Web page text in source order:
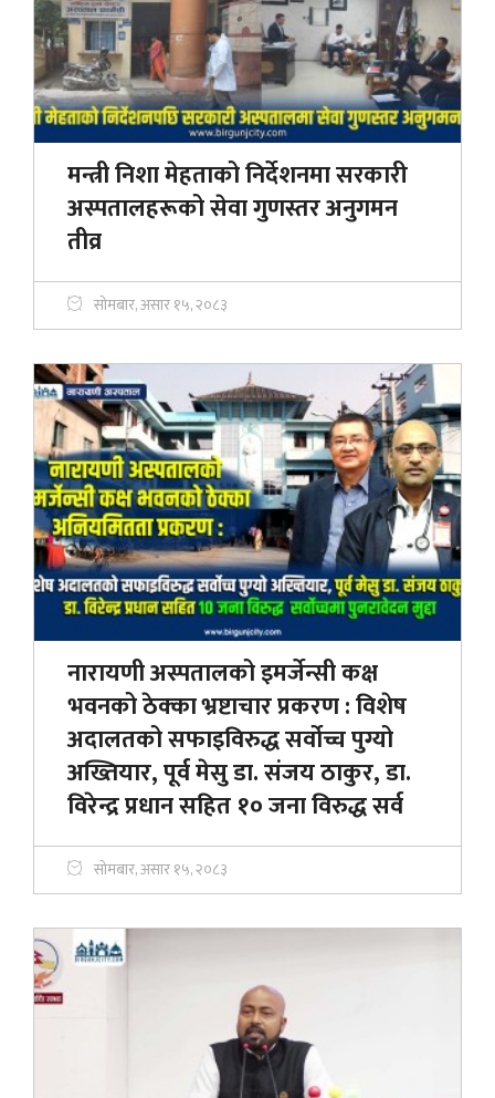
मन्त्री निशा मेहताको निर्देशनमा सरकारी
अस्पतालहरूको सेवा गुणस्तर अनुगमन
तीव्र
सोमबार, असार १५, २०८३
नारायणी अस्पतालको इमर्जेन्सी कक्ष
भवनको ठेक्का भ्रष्टाचार प्रकरण : विशेष
अदालतको सफाइविरुद्ध सर्वोच्च पुग्यो
अख्तियार, पूर्व मेसु डा. संजय ठाकुर, डा.
विरेन्द्र प्रधान सहित १० जना विरुद्ध सर्व
सोमबार, असार १५, २०८३